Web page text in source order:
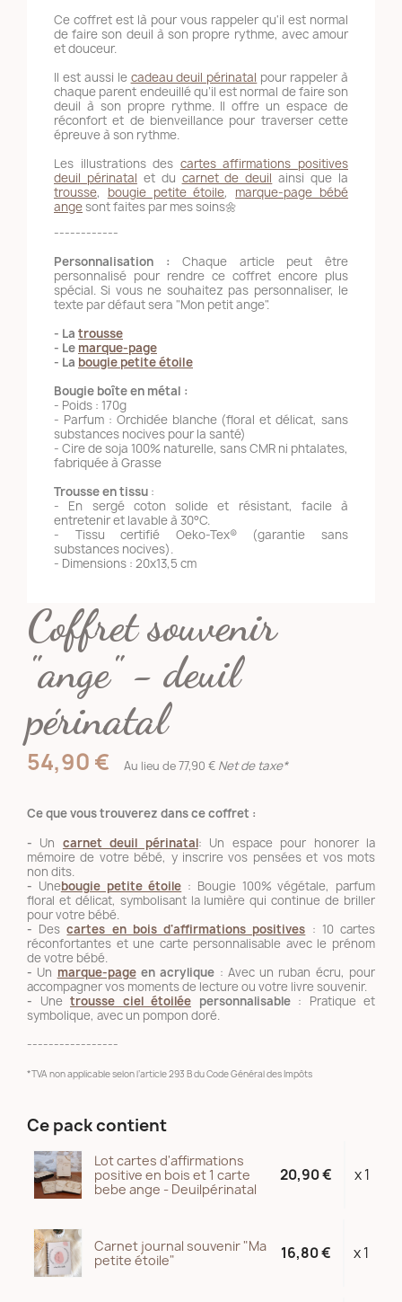
Ce coffret est là pour vous rappeler qu'il est normal
de faire son deuil à son propre rythme, avec amour
et douceur.
Il est aussi le cadeau deuil périnatal pour rappeler à
chaque parent endeuillé qu’il est normal de faire son
deuil à son propre rythme. Il offre un espace de
réconfort et de bienveillance pour traverser cette
épreuve à son rythme.
Les illustrations des cartes affirmations positives
deuil périnatal et du carnet de deuil ainsi que la
trousse, bougie petite étoile, marque-page bébé
angesont faites par mes soins🌼
------------
Personnalisation : Chaque article peut être
personnalisé pour rendre ce coffret encore plus
spécial. Si vous ne souhaitez pas personnaliser, le
texte par défaut sera "Mon petit ange".
- La trousse
- Le marque-page
- La bougie petite étoile
Bougie boîte en métal :
- Poids : 170g
- Parfum : Orchidée blanche (floral et délicat, sans
substances nocives pour la santé)
- Cire de soja 100% naturelle, sans CMR ni phtalates,
fabriquée à Grasse
Trousse en tissu :
- En sergé coton solide et résistant, facile à
entretenir et lavable à 30°C.
- Tissu certifié Oeko-Tex® (garantie sans
substances nocives).
- Dimensions : 20x13,5 cm
Coffret souvenir
"ange" - deuil
périnatal
54,90 € Au lieu de 77,90 € Net de taxe*
Ce que vous trouverez dans ce coffret :
- Un carnet deuil périnatal: Un espace pour honorer la
mémoire de votre bébé, y inscrire vos pensées et vos mots
non dits.
- Unebougie petite étoile : Bougie 100% végétale, parfum
floral et délicat, symbolisant la lumière qui continue de briller
pour votre bébé.
- Descartes en bois d'affirmations positives : 10 cartes
réconfortantes et une carte personnalisable avec le prénom
de votre bébé.
- Un marque-pageen acrylique : Avec un ruban écru, pour
accompagner vos moments de lecture ou votre livre souvenir.
- Une trousse ciel étoilée personnalisable: Pratique et
symbolique, avec un pompon doré.
-----------------
*TVA non applicable selon l’article 293 B du Code Général des Impôts
Ce pack contient
Lot cartes d'affirmations
positive en bois et 1 carte
bebe ange - Deuilpérinatal
20,90 € x 1
Carnet journal souvenir "Ma
petite étoile"
16,80 € x 1